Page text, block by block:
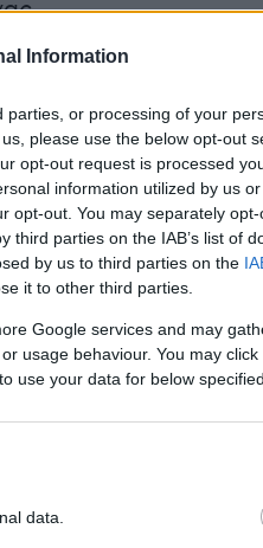
Information
or processing of your
please use the below opt-out
opt-out request is processed
information utilized by us
opt-out. You may separately
third parties on the IAB’s list of
by us to third parties on the
it to other third parties.
Google services and may
usage behaviour. You may
use your data for below
data.
June 10, 2026